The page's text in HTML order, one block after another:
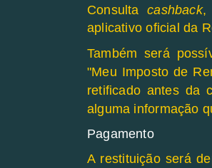
Consultacashback,
aplicativo oficial da
Também será
"Meu Imposto de
retificado antes da
alguma informação
Pagamento
A restituição será